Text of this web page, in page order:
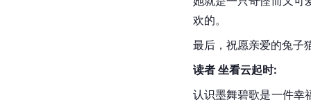
欢的。
最后，祝愿亲爱的兔
读者 坐看云起时:
认识墨舞碧歌是一件幸